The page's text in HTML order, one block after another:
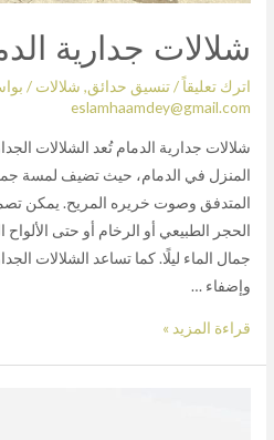
شلالات جدارية
اترك تعليقاً/تنسيق حدائق, شلالات /
eslamhaamdey@gmail.com
شلالات جدارية الدمام تُعد الشلالات
المنزل في الدمام، حيث تضيف لمسة
المتدفق وصوت خريره المريح. يمكن
الحجر الطبيعي أو الرخام أو حتى
جمال الماء ليلًا. كما تساعد الشلالات
وإضفاء …
قراءة المزيد »